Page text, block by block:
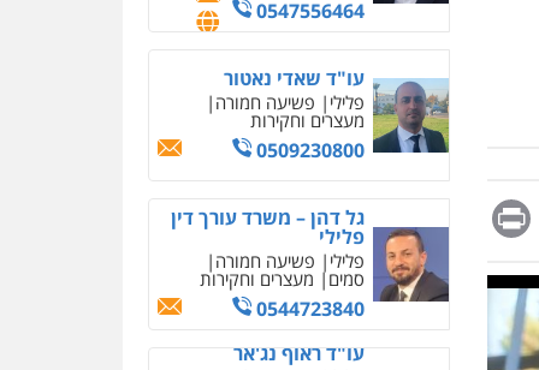
Message
Print
0509230800
גל דהן – משרד עורך דין
פלילי
פלילי פשיעה חמורה
סמים מעצרים וחקירות
0544723840
עו"ד ראוף נג'אר
פלילי
אסירים מעצרים סמים
רכוש
0548009246
מחיקת כתבות מגוגל
ודחיקת אזכורים שליליים
שירותים מקצועיים לעורכי
0522508109
אחסון אתרים
מהירות הגנה גיבוי
תמיכה שירותים מקצועיים
לעורכי דין
מרכז התחלה חדשה
אסירים עבירות מין
שירותים מקצועיים לעורכי
דין